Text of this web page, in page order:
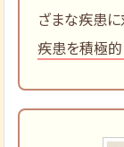
ざまな疾患に
疾患を積極